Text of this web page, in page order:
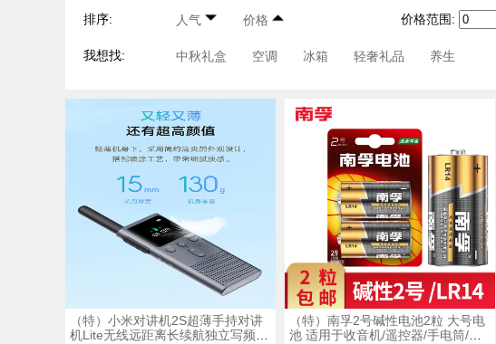
排序: 人气 价格 价格范围:
我想找: 中秋礼盒 空调 冰箱 轻奢礼品 养生
（特）小米对讲机2S超薄手持对讲
机Lite无线远距离长续航独立写频公
（特）南孚2号碱性电池2粒 大号电
池 适用于收音机/遥控器/手电筒/玩